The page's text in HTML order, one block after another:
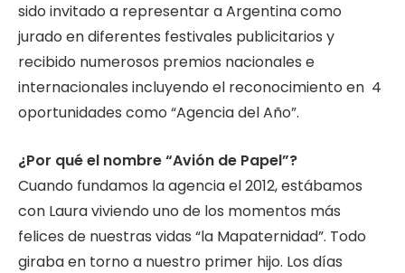
sido invitado a representar a Argentina como
jurado en diferentes festivales publicitarios y
recibido numerosos premios nacionales e
internacionales incluyendo el reconocimiento en 4
oportunidades como “Agencia del Año”.
¿Por qué el nombre “Avión de Papel”?
Cuando fundamos la agencia el 2012, estábamos
con Laura viviendo uno de los momentos más
felices de nuestras vidas “la Mapaternidad”. Todo
giraba en torno a nuestro primer hijo. Los días